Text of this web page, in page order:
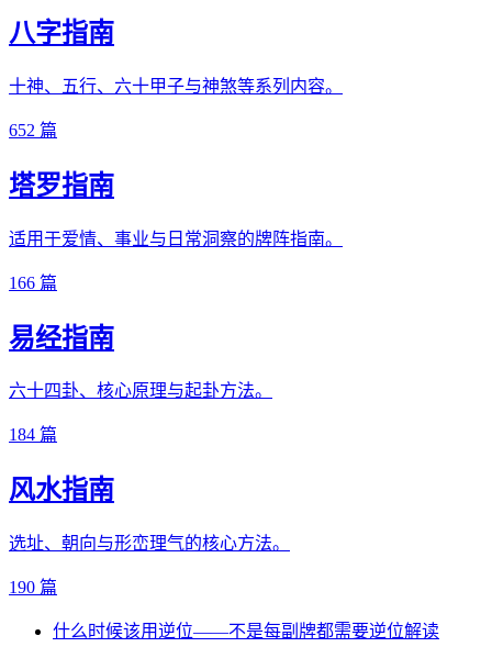
八字指南
十神、五行、六十甲子与神煞等系列内容。
652 篇
塔罗指南
适用于爱情、事业与日常洞察的牌阵指南。
166 篇
易经指南
六十四卦、核心原理与起卦方法。
184 篇
风水指南
选址、朝向与形峦理气的核心方法。
190 篇
什么时候该用逆位——不是每副牌都需要逆位解读